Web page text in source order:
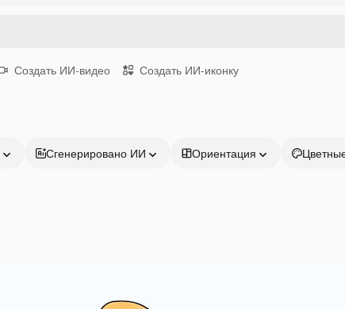
Создать ИИ-видео Создать ИИ-иконку
Сгенерировано ИИ Ориентация